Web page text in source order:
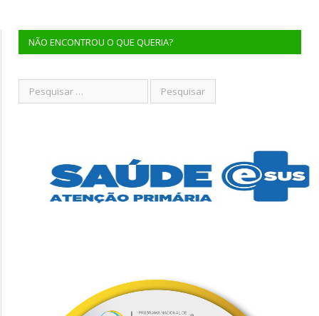
NÃO ENCONTROU O QUE QUERIA?